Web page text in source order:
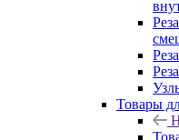
Товары